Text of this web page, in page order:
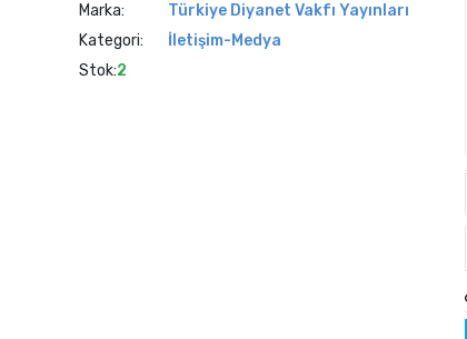
Marka:
Türkiye Diyanet Vakfı Yayınları
Kategori:
İletişim-Medya
Stok:2